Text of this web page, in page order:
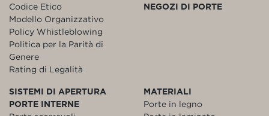
Codice Etico
Modello Organizzativo
Policy Whistleblowing
Politica per la Parità di
Genere
Rating di Legalità
NEGOZI DI PORTE
SISTEMI DI APERTURA
PORTE INTERNE
MATERIALI
Porte in legno